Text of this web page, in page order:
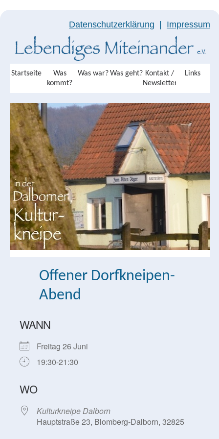
Datenschutzerklärung Impressum
Startseite
Was
kommt?
Was war? Was geht? Kontakt /
Newsletter
Links
Offener Dorfkneipen-
Abend
WANN
Freitag 26 Juni
19:30-21:30
WO
Kulturkneipe Dalborn
Hauptstraße 23, Blomberg-Dalborn, 32825